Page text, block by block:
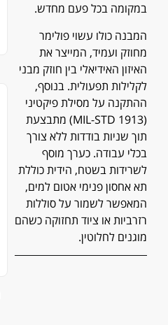
במקומה בכל פעם מחדש.
המבנה כולו עשוי פולימר
מחוזק ועמיד, המייצר את
האיזון האידיאלי בין חוזק מבני
לקלילות תפעולית. בנוסף,
ההתקנה על מסילת פיקטיני
(1913 MIL-STD) מתבצעת
תוך שניות בודדות ללא צורך
בכלי עבודה. כערך מוסף
לשרידות בשטח, הידית כוללת
תא אחסון פנימי אטום למים,
המאפשר לשמור על סוללות
רזרביות או ציוד תחזוקה כשהם
מוגנים לחלוטין.